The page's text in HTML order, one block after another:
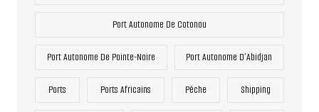
Port Autonome De Cotonou
Port Autonome De Pointe-Noire Port Autonome D’Abidjan
Ports Ports Africains Pêche Shipping